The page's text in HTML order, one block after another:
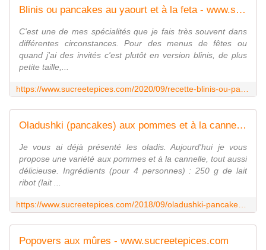
Blinis ou pancakes au yaourt et à la feta - www.sucreetepices.com
C'est une de mes spécialités que je fais très souvent dans
différentes circonstances. Pour des menus de fêtes ou
quand j'ai des invités c'est plutôt en version blinis, de plus
petite taille,...
Oladushki (pancakes) aux pommes et à la cannelle - www.sucreetepices.com
Je vous ai déjà présenté les oladis. Aujourd'hui je vous
propose une variété aux pommes et à la cannelle, tout aussi
délicieuse. Ingrédients (pour 4 personnes) : 250 g de lait
ribot (lait ...
Popovers aux mûres - www.sucreetepices.com